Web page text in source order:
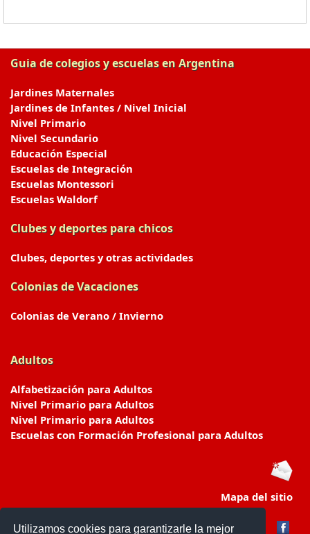
Utilizamos cookies para garantizarle la mejor
Guia de colegios y escuelas en Argentina
Jardines Maternales
Jardines de Infantes / Nivel Inicial
Nivel Primario
Nivel Secundario
Educación Especial
Escuelas de Integración
Escuelas Montessori
Escuelas Waldorf
Clubes y deportes para chicos
Clubes, deportes y otras actividades
Colonias de Vacaciones
Colonias de Verano / Invierno
Adultos
Alfabetización para Adultos
Nivel Primario para Adultos
Nivel Primario para Adultos
Escuelas con Formación Profesional para Adultos
Mapa del sitio